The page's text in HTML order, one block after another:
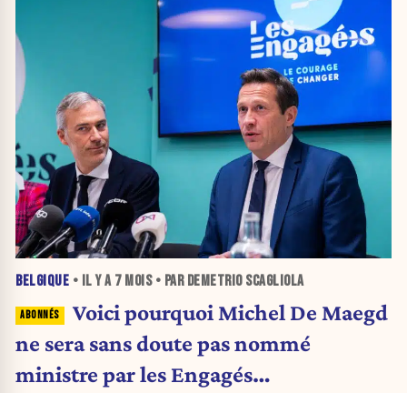
BELGIQUE • IL Y A 7 MOIS• PAR DEMETRIO SCAGLIOLA
Voici pourquoi Michel De Maegd
ne sera sans doute pas nommé
ministre par les Engagés…